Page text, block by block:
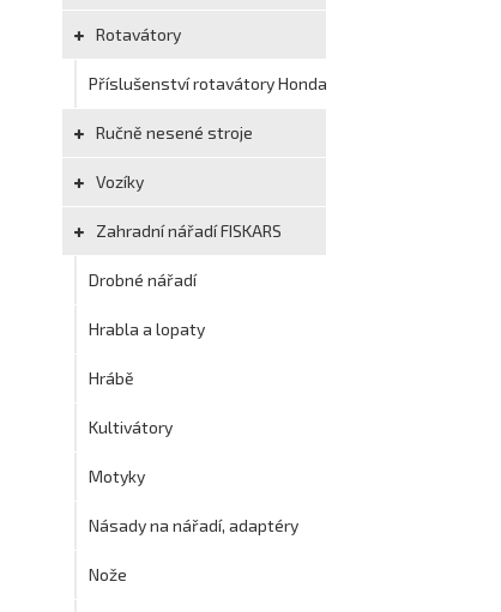
Rotavátory
Příslušenství rotavátory Honda
Ručně nesené stroje
Vozíky
Zahradní nářadí FISKARS
Drobné nářadí
Hrabla a lopaty
Hrábě
Kultivátory
Motyky
Násady na nářadí, adaptéry
Nože